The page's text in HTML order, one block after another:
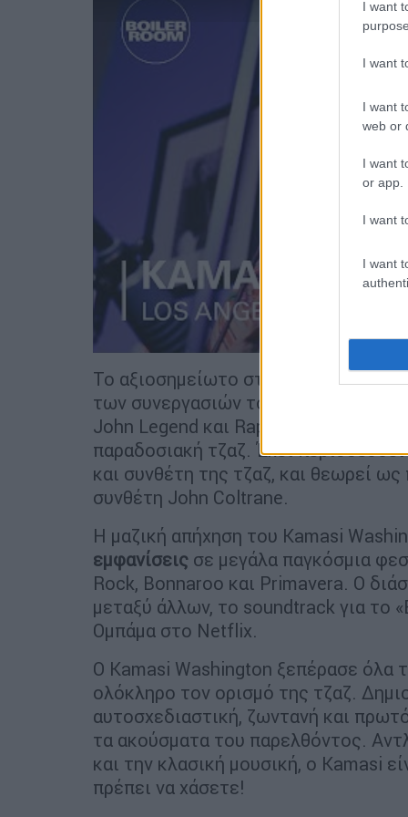
I want
I want
I want
web or
I want
or app.
I want
I want
Το αξιοσημείωτο στοιχείο του
των συνεργασιών του - έχει
John Legend και Raphael Saadiq,
παραδοσιακή τζαζ. Έχει
και συνθέτη της τζαζ, και θεωρεί
συνθέτη John Coltrane.
Η μαζική απήχηση του Kamasi
εμφανίσεις σε μεγάλα παγκόσμια
Rock, Bonnaroo και Primavera. Ο
μεταξύ άλλων, το soundtrack για το
Ομπάμα στο Netflix.
Ο Kamasi Washington ξεπέρασε όλα
ολόκληρο τον ορισμό της τζαζ.
αυτοσχεδιαστική, ζωντανή και
τα ακούσματα του παρελθόντος.
και την κλασική μουσική, ο Kamasi
πρέπει να χάσετε!